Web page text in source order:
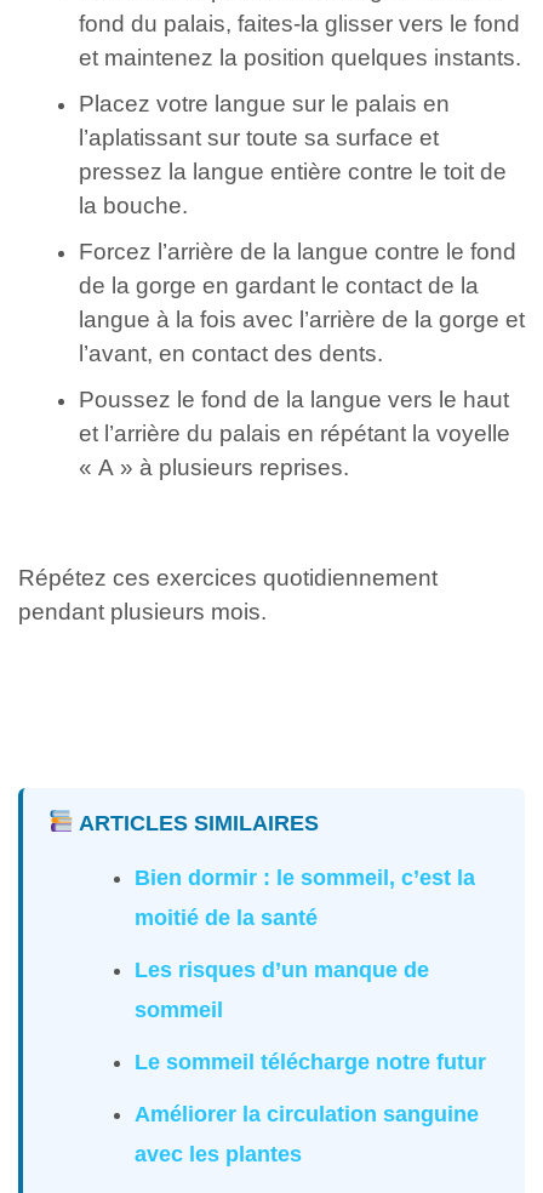
fond du palais, faites-la glisser vers le fond
et maintenez la position quelques instants.
Placez votre langue sur le palais en
l’aplatissant sur toute sa surface et
pressez la langue entière contre le toit de
la bouche.
Forcez l’arrière de la langue contre le fond
de la gorge en gardant le contact de la
langue à la fois avec l’arrière de la gorge et
l’avant, en contact des dents.
Poussez le fond de la langue vers le haut
et l’arrière du palais en répétant la voyelle
« A » à plusieurs reprises.
Répétez ces exercices quotidiennement
pendant plusieurs mois.
ARTICLES SIMILAIRES
Bien dormir : le sommeil, c’est la
moitié de la santé
Les risques d’un manque de
sommeil
Le sommeil télécharge notre futur
Améliorer la circulation sanguine
avec les plantes